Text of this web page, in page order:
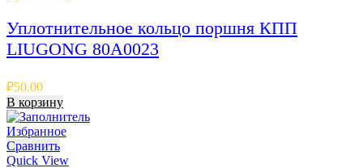
Уплотнительное кольцо поршня КПП
LIUGONG 80A0023
₽50.00
В корзину
Избранное
Сравнить
Quick View